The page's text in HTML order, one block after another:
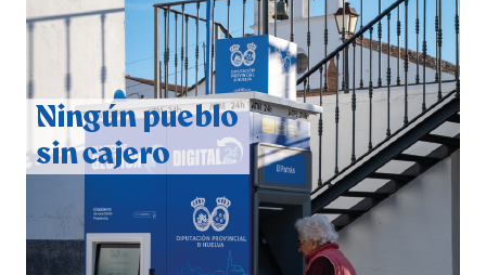
QUINTA CORRIDA DE LAS FIESTAS COLOMBINAS
2026
hace 4 días Huelvatv